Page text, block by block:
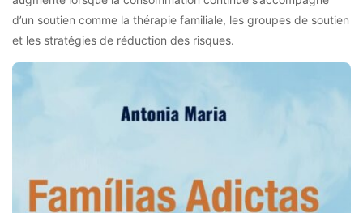
d’un soutien comme la thérapie familiale, les groupes de soutien
et les stratégies de réduction des risques.